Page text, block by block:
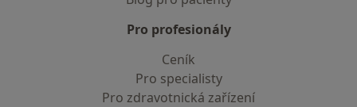
Pro profesionály
Ceník
Pro specialisty
Pro zdravotnická zařízení